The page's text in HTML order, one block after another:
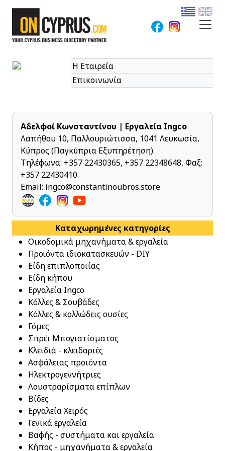
Η Εταιρεία
Επικοινωνία
Αδελφοί Κωνσταντίνου | Εργαλεία Ingco
Λαπήθου 10, Παλλουριώτισσα, 1041 Λευκωσία,
Κύπρος (Παγκύπρια Εξυπηρέτηση)
Τηλέφωνα: +357 22430365, +357 22348648, Φαξ:
+357 22430410
Email: ingco@constantinoubros.store
Καταχωρημένες κατηγορίες
Οικοδομικά μηχανήματα & εργαλεία
Προϊόντα ιδιοκατασκευών - DIY
Είδη επιπλοποιίας
Είδη κήπου
Εργαλεία Ingco
Κόλλες & Σουβάδες
Κόλλες & κολλώδεις ουσίες
Γόμες
Σπρέι Μπογιατίσματος
Κλειδιά - κλειδαριές
Ασφάλειας προιόντα
Ηλεκτρογεννήτριες
Λουστραρίσματα επίπλων
Βίδες
Εργαλεία Χειρός
Γενικά εργαλεία
Βαφής - συστήματα και εργαλεία
Κήπος - μηχανήματα & εργαλεία